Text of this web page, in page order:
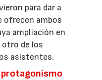
para dar a
ofrecen ambos
ampliación en
de los
asistentes.